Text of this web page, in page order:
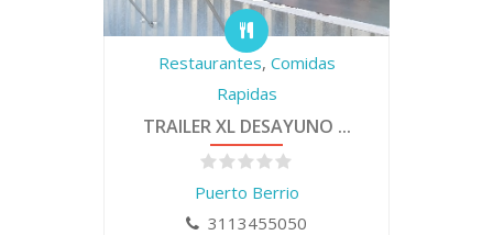
Restaurantes, Comidas
Rapidas
TRAILER XL DESAYUNO ...
Puerto Berrio
3113455050